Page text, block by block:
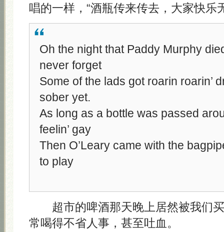
唱的一样，“酒瓶传来传去，大家快乐
Oh the night that Paddy Murphy
never forget
Some of the lads got roarin roarin’
sober yet.
As long as a bottle was passed
feelin’ gay
Then O’Leary came with the
to play
超市的啤酒那天晚上居然被我们买
常喝得不省人事，甚至吐血。